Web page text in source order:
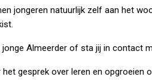
jongeren natuurlijk zelf aan het
jonge Almeerder of sta jij in contact
gesprek over leren en opgroeien